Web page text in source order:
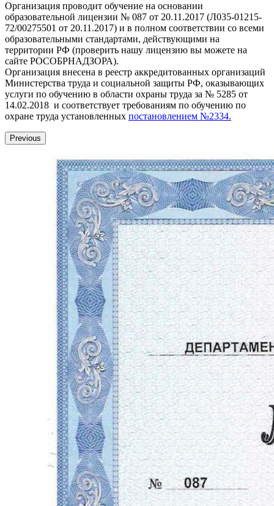
Организация проводит обучение на основании
образовательной лицензии № 087 от 20.11.2017 (Л035-01215-
72/00275501 от 20.11.2017) и в полном соответствии со всеми
образовательными стандартами, действующими на
территории РФ (проверить нашу лицензию вы можете на
сайте РОСОБРНАДЗОРА).
Организация внесена в реестр аккредитованных организаций
Министерства труда и социальной защиты РФ, оказывающих
услуги по обучению в области охраны труда за № 5285 от
14.02.2018 и соответствует требованиям по обучению по
охране труда установленных постановлением №2334.
Previous